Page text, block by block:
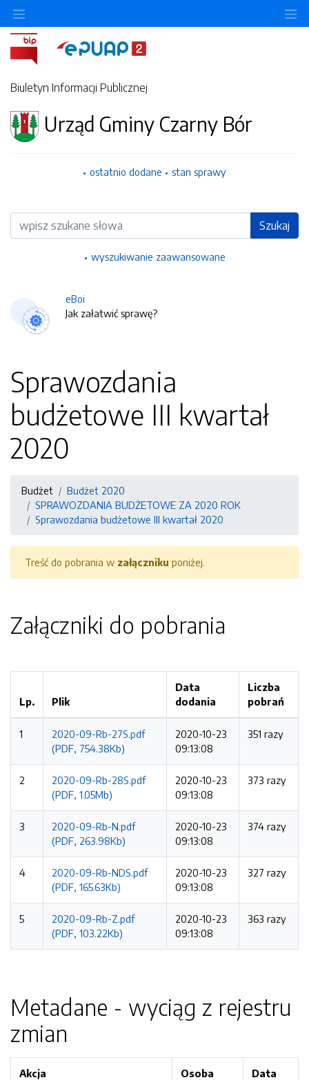
Biuletyn Informacji Publicznej
Urząd Gminy Czarny Bór
ostatnio dodane stan sprawy
Wyszukiwarka Szukaj
wyszukiwanie zaawansowane
eBoi
Jak załatwić sprawę?
Sprawozdania
budżetowe III kwartał
2020
Budżet
Budżet 2020
SPRAWOZDANIA BUDŻETOWE ZA 2020 ROK
Sprawozdania budżetowe III kwartał 2020
Treść do pobrania w załączniku poniżej.
Załączniki do pobrania
Lp. Plik
Data
dodania
Liczba
pobrań
1
2020-09-Rb-27S.pdf
(PDF, 754.38Kb)
2020-10-23
09:13:08
351 razy
2
2020-09-Rb-28S.pdf
(PDF, 1.05Mb)
2020-10-23
09:13:08
373 razy
3
2020-09-Rb-N.pdf
(PDF, 263.98Kb)
2020-10-23
09:13:08
374 razy
4
2020-09-Rb-NDS.pdf
(PDF, 165.63Kb)
2020-10-23
09:13:08
327 razy
5
2020-09-Rb-Z.pdf
(PDF, 103.22Kb)
2020-10-23
09:13:08
363 razy
Metadane - wyciąg z rejestru
zmian
Akcja Osoba Data